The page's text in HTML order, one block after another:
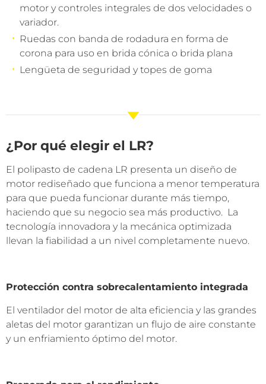
motor y controles integrales de dos velocidades o
variador.
Ruedas con banda de rodadura en forma de
corona para uso en brida cónica o brida plana
Lengüeta de seguridad y topes de goma
¿Por qué elegir el LR?
El polipasto de cadena LR presenta un diseño de
motor rediseñado que funciona a menor temperatura
para que pueda funcionar durante más tiempo,
haciendo que su negocio sea más productivo. La
tecnología innovadora y la mecánica optimizada
llevan la fiabilidad a un nivel completamente nuevo.
Protección contra sobrecalentamiento integrada
El ventilador del motor de alta eficiencia y las grandes
aletas del motor garantizan un flujo de aire constante
y un enfriamiento óptimo del motor.